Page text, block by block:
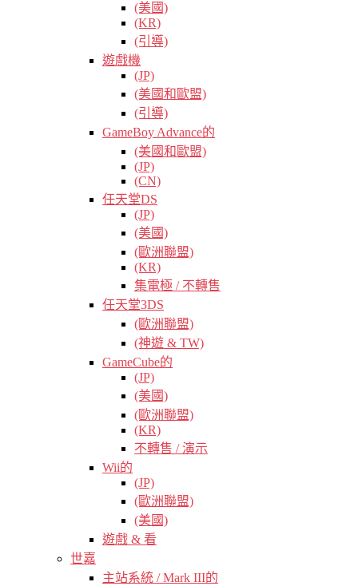
(美國)
(KR)
(引導)
遊戲機
(JP)
(美國和歐盟)
(引導)
GameBoy Advance的
(美國和歐盟)
(JP)
(CN)
任天堂DS
(JP)
(美國)
(歐洲聯盟)
(KR)
集電極 / 不轉售
任天堂3DS
(歐洲聯盟)
(神遊 & TW)
GameCube的
(JP)
(美國)
(歐洲聯盟)
(KR)
不轉售 / 演示
Wii的
(JP)
(歐洲聯盟)
(美國)
遊戲 & 看
世嘉
主站系統 / Mark III的